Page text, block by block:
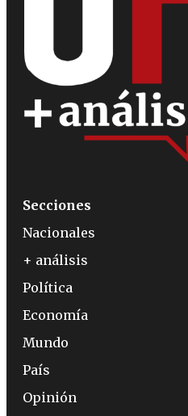
Secciones
Nacionales
+ análisis
Política
Economía
Mundo
País
Opinión